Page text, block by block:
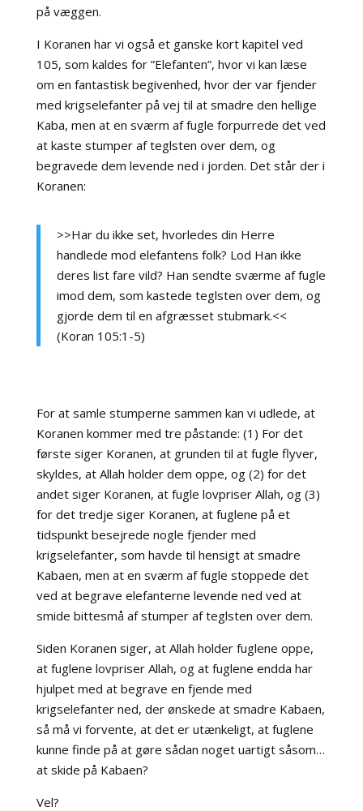
på væggen.
I Koranen har vi også et ganske kort kapitel ved
105, som kaldes for ”Elefanten”, hvor vi kan læse
om en fantastisk begivenhed, hvor der var fjender
med krigselefanter på vej til at smadre den hellige
Kaba, men at en sværm af fugle forpurrede det ved
at kaste stumper af teglsten over dem, og
begravede dem levende ned i jorden. Det står der i
Koranen:
>>Har du ikke set, hvorledes din Herre
handlede mod elefantens folk? Lod Han ikke
deres list fare vild? Han sendte sværme af fugle
imod dem, som kastede teglsten over dem, og
gjorde dem til en afgræsset stubmark.<<
(Koran 105:1-5)
For at samle stumperne sammen kan vi udlede, at
Koranen kommer med tre påstande: (1) For det
første siger Koranen, at grunden til at fugle flyver,
skyldes, at Allah holder dem oppe, og (2) for det
andet siger Koranen, at fugle lovpriser Allah, og (3)
for det tredje siger Koranen, at fuglene på et
tidspunkt besejrede nogle fjender med
krigselefanter, som havde til hensigt at smadre
Kabaen, men at en sværm af fugle stoppede det
ved at begrave elefanterne levende ned ved at
smide bittesmå af stumper af teglsten over dem.
Siden Koranen siger, at Allah holder fuglene oppe,
at fuglene lovpriser Allah, og at fuglene endda har
hjulpet med at begrave en fjende med
krigselefanter ned, der ønskede at smadre Kabaen,
så må vi forvente, at det er utænkeligt, at fuglene
kunne finde på at gøre sådan noget uartigt såsom…
at skide på Kabaen?
Vel?